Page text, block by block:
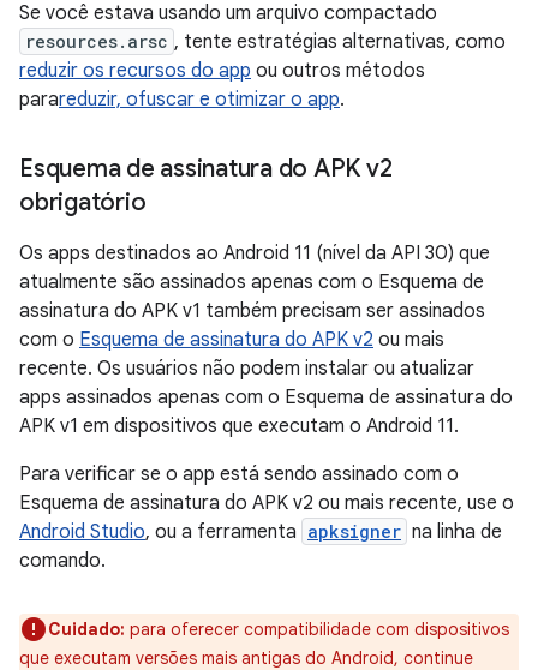
Se você estava usando um arquivo compactado
resources.arsc , tente estratégias alternativas, como
reduzir os recursos do app ou outros métodos
parareduzir, ofuscar e otimizar o app.
Esquema de assinatura do APK v2
obrigatório
Os apps destinados ao Android 11 (nível da API 30) que
atualmente são assinados apenas com o Esquema de
assinatura do APK v1 também precisam ser assinados
com o Esquema de assinatura do APK v2 ou mais
recente. Os usuários não podem instalar ou atualizar
apps assinados apenas com o Esquema de assinatura do
APK v1 em dispositivos que executam o Android 11.
Para verificar se o app está sendo assinado com o
Esquema de assinatura do APK v2 ou mais recente, use o
Android Studio, ou a ferramenta apksigner na linha de
comando.
Cuidado: para oferecer compatibilidade com dispositivos
que executam versões mais antigas do Android, continue